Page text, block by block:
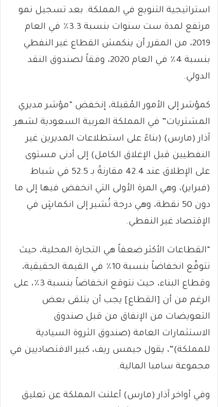
استراتيجية التنويع في المملكة. بعد تسجيل نمو
مرتفع لمدة ست سنوات بنسبة 3.3٪ في العام
2019، من المقرر أن ينكمش القطاع غير النفطي
بنسبة 4٪ في العام 2020، وفقاً لصندوق النقد
الدولي.
كمؤشر إلى الأمور المُقبلة، إنخفض “مؤشر مديري
المشتريات” في المملكة العربية السعودية لشهر
آذار (مارس) (بناءً على استطلاعات المديرين غير
النفطيين قبل الإغلاق الكامل) إلى أدنى مستوى
على الإطلاق عند 42.4 مقارنةً بـ 52.5 في شباط
(فبراير)، وهي المرة الأولى التي انخفض فيها إلى ما
دون 50 نقطة، وهي درجة تُشير إلى انكماشٍ في
الإقتصاد غير النفطي.
“القطاعات الأكثر ضعفاً هي التجارة المحلية، حيث
نتوقّع انخفاضاً بنسبة 10٪ في القيمة الحقيقية،
وقطاع البناء، حيث نتوقع انخفاضاً بنسبة 3٪، على
الرغم من أن [القطاع] يجب أن يتلقى بعض
التعويضات من الإنفاق من قبل صندوق
الاستثمارات العامة (صندوق الثروة السيادية
للمملكة)”، يقول جيمس ريف، كبير الاقتصاديين في
مجموعة سامبا المالية.
وفي أواخر آذار (مارس) أعلنت المملكة عن تعليق